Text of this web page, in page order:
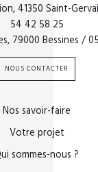
41350 Saint-
54 42 58 25
79000 Bessines /
NOUS CONTACTER
Nos savoir-faire
Votre projet
sommes-nous ?